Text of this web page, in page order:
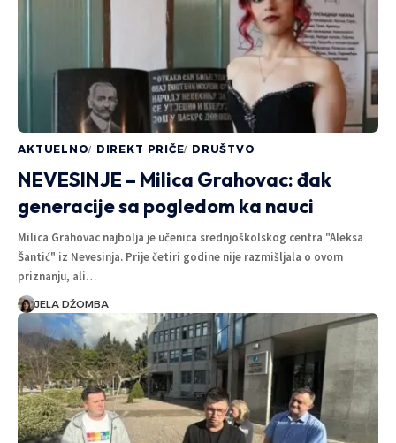
AKTUELNO DIREKT PRIČE DRUŠTVO
NEVESINJE – Milica Grahovac: đak
generacije sa pogledom ka nauci
Milica Grahovac najbolja je učenica srednjoškolskog centra "Aleksa
Šantić" iz Nevesinja. Prije četiri godine nije razmišljala o ovom
priznanju, ali…
JELA DŽOMBA